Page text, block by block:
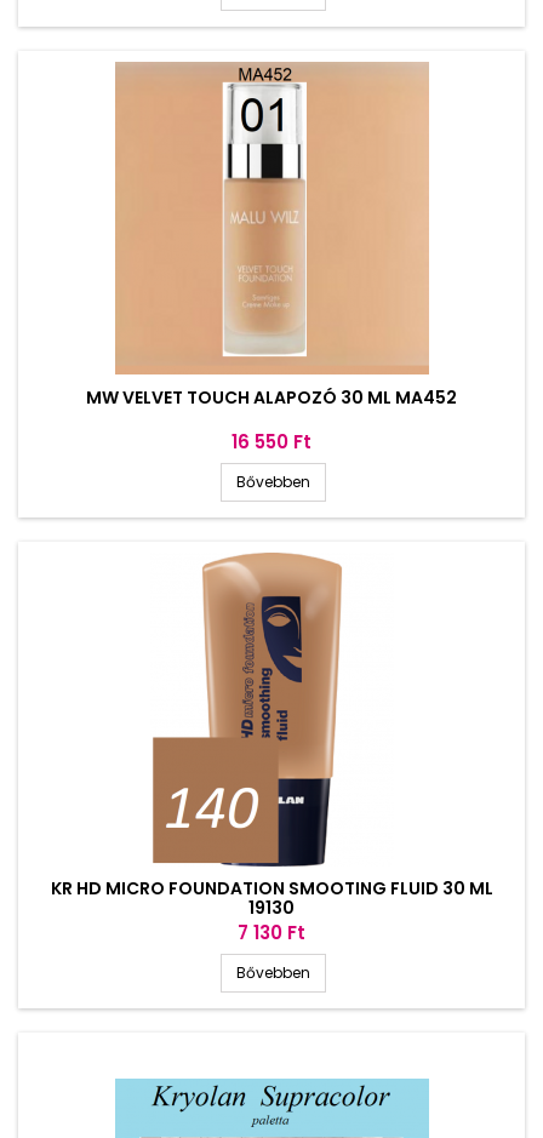
MW VELVET TOUCH ALAPOZÓ 30 ML MA452
Ár
16 550 Ft
Bővebben
KR HD MICRO FOUNDATION SMOOTING FLUID 30 ML
19130
Ár
7 130 Ft
Bővebben